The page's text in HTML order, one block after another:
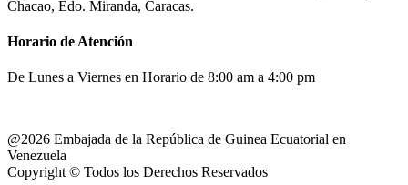
Chacao, Edo. Miranda, Caracas.
Horario de Atención
De Lunes a Viernes en Horario de 8:00 am a 4:00 pm
@2026 Embajada de la República de Guinea Ecuatorial en
Venezuela
Copyright © Todos los Derechos Reservados